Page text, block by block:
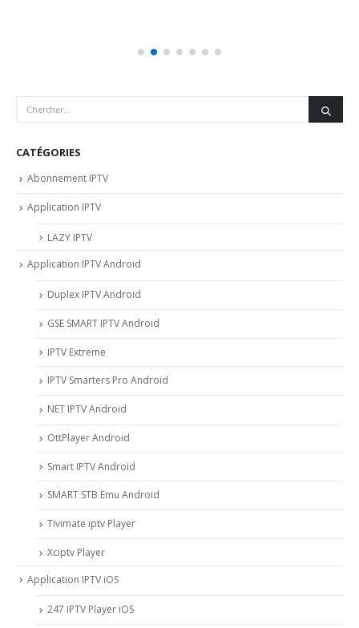
CATÉGORIES
Abonnement IPTV
Application IPTV
LAZY IPTV
Application IPTV Android
Duplex IPTV Android
GSE SMART IPTV Android
IPTV Extreme
IPTV Smarters Pro Android
NET IPTV Android
OttPlayer Android
Smart IPTV Android
SMART STB Emu Android
Tivimate iptv Player
Xciptv Player
Application IPTV iOS
247 IPTV Player iOS